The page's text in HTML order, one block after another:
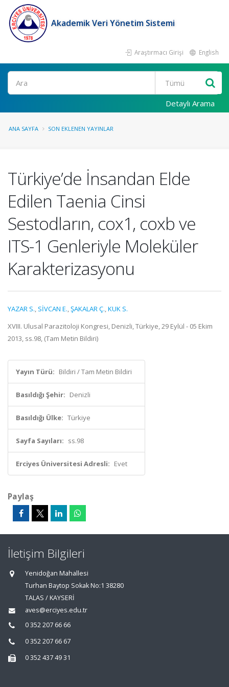
Akademik Veri Yönetim Sistemi
Araştırmacı Girişi English
Ara
Detaylı Arama
ANA SAYFA SON EKLENEN YAYINLAR
Türkiye’de İnsandan Elde
Edilen Taenia Cinsi
Sestodların, cox1, coxb ve
ITS-1 Genleriyle Moleküler
Karakterizasyonu
YAZAR S., SİVCAN E.,ŞAKALAR Ç.,KUK S.
XVIII. Ulusal Parazitoloji Kongresi, Denizli, Türkiye, 29 Eylül - 05 Ekim
2013, ss.98, (Tam Metin Bildiri)
Yayın Türü: Bildiri / Tam Metin Bildiri
Basıldığı Şehir: Denizli
Basıldığı Ülke: Türkiye
Sayfa Sayıları: ss.98
Erciyes Üniversitesi Adresli: Evet
Paylaş
İletişim Bilgileri
Yenidoğan Mahallesi
Turhan Baytop Sokak No:1 38280
TALAS / KAYSERİ
aves@erciyes.edu.tr
0 352 207 66 66
0 352 207 66 67
0 352 437 49 31